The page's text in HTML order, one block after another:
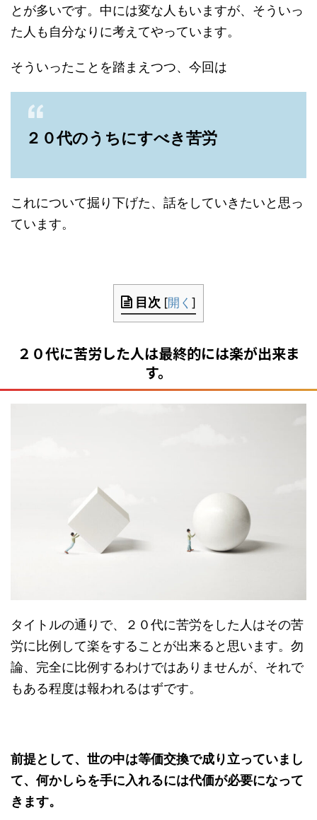
とが多いです。中には変な人もいますが、そういっ
た人も自分なりに考えてやっています。
そういったことを踏まえつつ、今回は
２０代のうちにすべき苦労
これについて掘り下げた、話をしていきたいと思っ
ています。
目次 [開く ]
２０代に苦労した人は最終的には楽が出来ま
す。
タイトルの通りで、２０代に苦労をした人はその苦
労に比例して楽をすることが出来ると思います。勿
論、完全に比例するわけではありませんが、それで
もある程度は報われるはずです。
前提として、世の中は等価交換で成り立っていまし
て、何かしらを手に入れるには代価が必要になって
きます。